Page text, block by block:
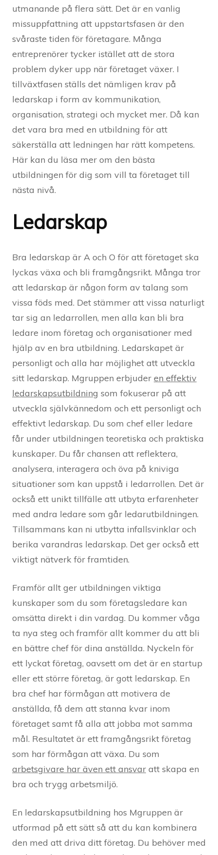
utmanande på flera sätt. Det är en vanlig
missuppfattning att uppstartsfasen är den
svåraste tiden för företagare. Många
entreprenörer tycker istället att de stora
problem dyker upp när företaget växer. I
tillväxtfasen ställs det nämligen krav på
ledarskap i form av kommunikation,
organisation, strategi och mycket mer. Då kan
det vara bra med en utbildning för att
säkerställa att ledningen har rätt kompetens.
Här kan du läsa mer om den bästa
utbildningen för dig som vill ta företaget till
nästa nivå.
Ledarskap
Bra ledarskap är A och O för att företaget ska
lyckas växa och bli framgångsrikt. Många tror
att ledarskap är någon form av talang som
vissa föds med. Det stämmer att vissa naturligt
tar sig an ledarrollen, men alla kan bli bra
ledare inom företag och organisationer med
hjälp av en bra utbildning. Ledarskapet är
personligt och alla har möjlighet att utveckla
sitt ledarskap. Mgruppen erbjuder en effektiv
ledarskapsutbildning som fokuserar på att
utveckla självkännedom och ett personligt och
effektivt ledarskap. Du som chef eller ledare
får under utbildningen teoretiska och praktiska
kunskaper. Du får chansen att reflektera,
analysera, interagera och öva på kniviga
situationer som kan uppstå i ledarrollen. Det är
också ett unikt tillfälle att utbyta erfarenheter
med andra ledare som går ledarutbildningen.
Tillsammans kan ni utbytta infallsvinklar och
berika varandras ledarskap. Det ger också ett
viktigt nätverk för framtiden.
Framför allt ger utbildningen viktiga
kunskaper som du som företagsledare kan
omsätta direkt i din vardag. Du kommer våga
ta nya steg och framför allt kommer du att bli
en bättre chef för dina anställda. Nyckeln för
ett lyckat företag, oavsett om det är en startup
eller ett större företag, är gott ledarskap. En
bra chef har förmågan att motivera de
anställda, få dem att stanna kvar inom
företaget samt få alla att jobba mot samma
mål. Resultatet är ett framgångsrikt företag
som har förmågan att växa. Du som
arbetsgivare har även ett ansvar att skapa en
bra och trygg arbetsmiljö.
En ledarskapsutbildning hos Mgruppen är
utformad på ett sätt så att du kan kombinera
den med att driva ditt företag. Du behöver med